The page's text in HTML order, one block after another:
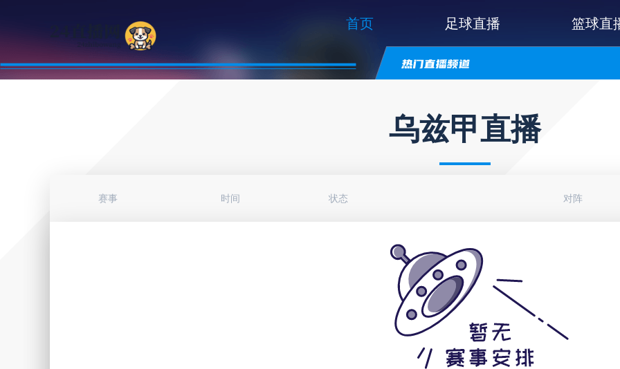
首页 足球直播 篮球直
乌兹甲直播
赛事 时间 状态 对阵